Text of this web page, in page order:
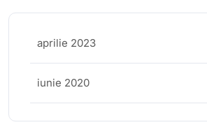
aprilie 2023
iunie 2020